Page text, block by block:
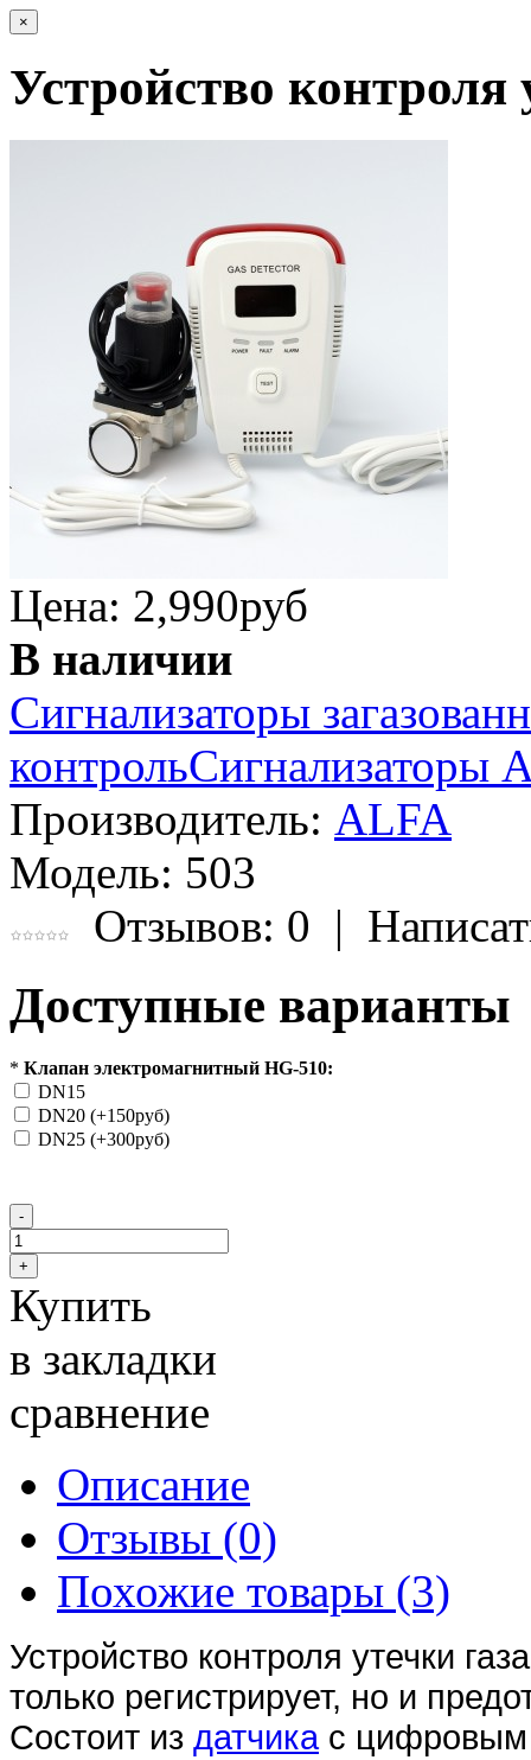
×
Устройство контроля
Цена: 2,990руб
В наличии
Сигнализаторы
контрольСигнализаторы
Производитель: ALFA
Модель: 503
Отзывов: 0 |
Доступные варианты
* Клапан электромагнитный HG-510:
DN15
DN20 (+150руб)
DN25 (+300руб)
Купить
в закладки
сравнение
Описание
Отзывы (0)
Похожие товары (3)
Устройство контроля утечки
только регистрирует, но и
Состоит из датчикас